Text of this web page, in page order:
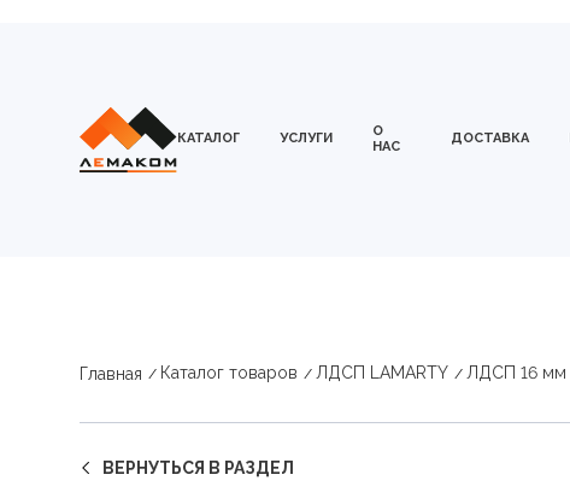
КАТАЛОГ УСЛУГИ
О
НАС
ДОСТАВКА
Главная Каталог товаров ЛДСП LAMARTY ЛДСП 16 мм
ВЕРНУТЬСЯ В РАЗДЕЛ